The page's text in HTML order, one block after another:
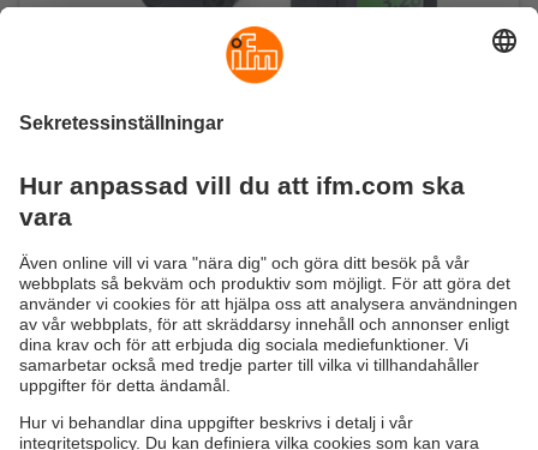
Greppstyrkan alltid tydligt synlig
PQ Cube-tryckgivare sätter nya standarder
Hållbarhet
Regler och villkor
Tillgänglighet